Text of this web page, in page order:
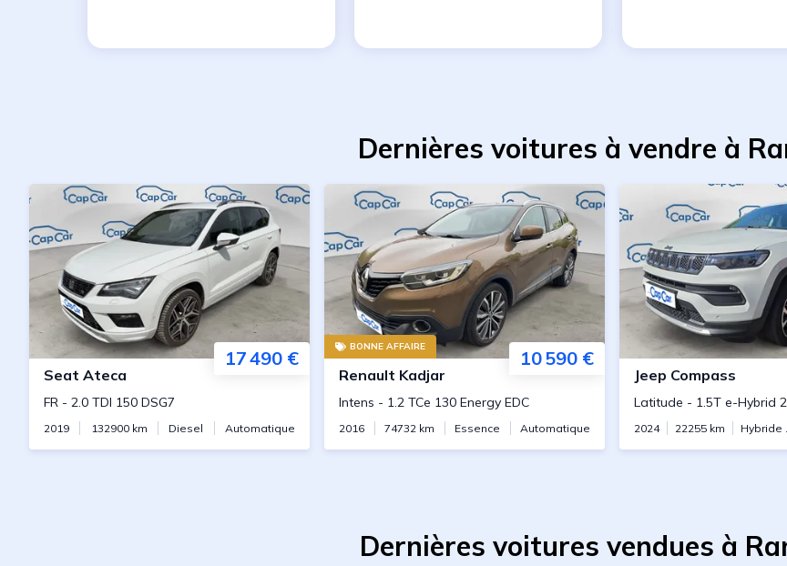
Dernières voitures à vendre à
17 490 €
Seat Ateca
FR - 2.0 TDI 150 DSG7
2019 132900km Diesel Automatique
BONNE AFFAIRE
10 590 €
Renault Kadjar
Intens - 1.2 TCe 130 Energy EDC
2016 74732 km Essence Automatique
Jeep Compass
Latitude - 1.5T e-Hybrid
2024 22255 km
Dernières voitures vendues à